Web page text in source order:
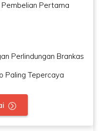
Pertama
Perlindungan Brankas
Paling Tepercaya